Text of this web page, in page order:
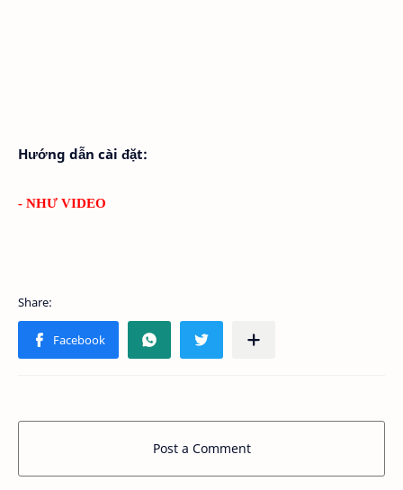
Hướng dẫn cài đặt:
- NHƯ VIDEO
Post a Comment